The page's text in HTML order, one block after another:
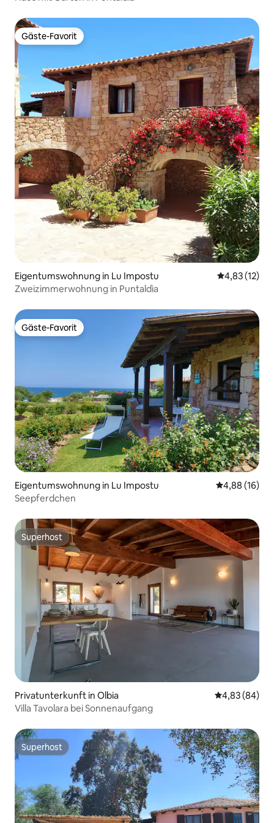
Gäste-Favorit
Gäste-Favorit
Eigentumswohnung in Lu Impostu
4,83 (12)
Zweizimmerwohnung in Puntaldìa
Gäste-Favorit
Gäste-Favorit
Eigentumswohnung in Lu Impostu
4,88 (16)
Seepferdchen
Superhost
Superhost
Privatunterkunft in Olbia
4,83 (84)
Villa Tavolara bei Sonnenaufgang
Superhost
Superhost